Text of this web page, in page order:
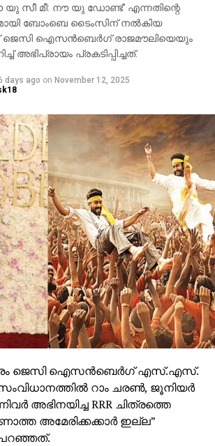
തുടങ്ങിയ ഭീമാകാര
അതിശയത്തോടെ
പിടിച്ച് കാളയുടെ പുറത്ത്
രുദ്രയായി മഹേഷ്
ട്രെയിലറിന്റെ ഹൈലൈറ്റ്.
മഹേഷ് ബാബു
എത്തിയപ്പോള്‍ 60,000-
കൈയ്യടി മുഴക്കി വരവേറ്റു.
ഈ ചിത്രം ഒരുക്കുന്നത്.
തിയേറ്ററുകളില്‍ അത്ഭുതകരമായ
ബാഹുബലി,
സംവിധായകന്‍ രാജമൗലിയുടെ
2027-ല്‍
എത്തും.
യു സീ മീ: നൗ യു ഡോണ്ട്’ എന്നതിന്റെ
ബോംബെ ടൈംസിന് നല്‍കിയ
ജെസി ഐസന്‍ബെര്‍ഗ് രാജമൗലിയെയും
അഭിപ്രായം പ്രകടിപ്പിച്ചത്.
days ago on November 12, 2025
ജെസി ഐസന്‍ബെര്‍ഗ് എസ്.എസ്.
റാം ചരണ്‍, ജൂനിയര്‍
അഭിനയിച്ച RRR ചിത്രത്തെ
അമേരിക്കക്കാര്‍ ഇല്ല”